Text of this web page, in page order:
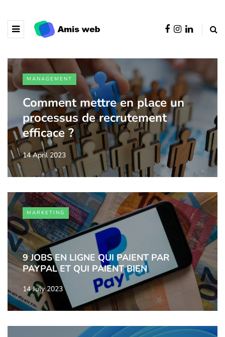
MANAGEMENT
Comment mettre en place un
processus de recrutement
efficace ?
14 April 2023
MARKETING
9 JOBS EN LIGNE QUI PAIENT PAR
PAYPAL ET QUI PAIENT BIEN
14 July 2023